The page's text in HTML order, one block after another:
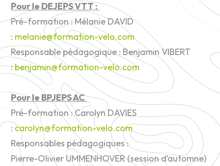
Pour le DEJEPS VTT :
Pré-formation :Mélanie DAVID
: melanie@formation-velo.com
Responsable pédagogique : Benjamin VIBERT
:benjamin@formation-velo.com
Pour le BPJEPS AC
Pré-formation :Carolyn DAVIES
: carolyn@formation-velo.com
Responsables pédagogiques :
Pierre-Olivier UMMENHOVER (session d’automne)